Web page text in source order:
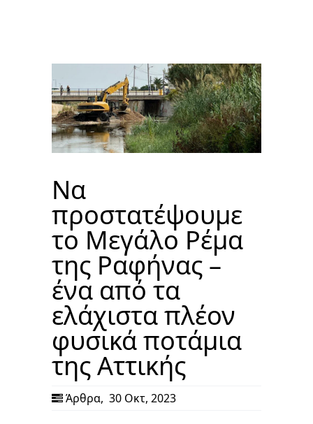
Να
προστατέψουμε
το Μεγάλο Ρέμα
της Ραφήνας –
ένα από τα
ελάχιστα πλέον
φυσικά ποτάμια
της Αττικής
Άρθρα, 30 Οκτ, 2023